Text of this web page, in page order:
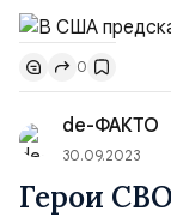
традиционно
Пентагона. По
действия могут
конфликта либо
него других
исключено, что
0
de-ФАКТО
30.09.2023
Герои